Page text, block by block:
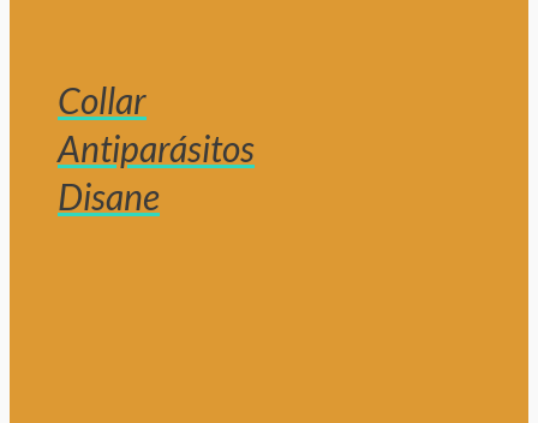
Collar
Antiparásitos
Disane